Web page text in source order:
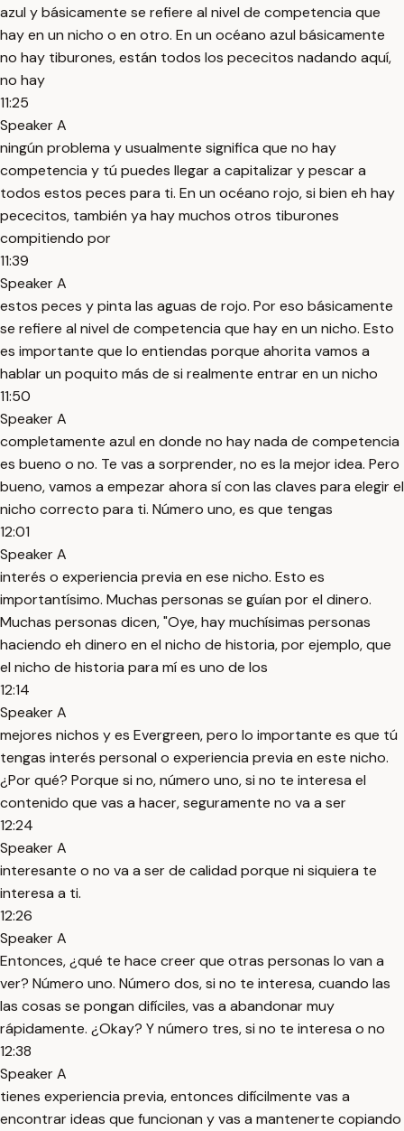
azul y básicamente se refiere al nivel de competencia que
hay en un nicho o en otro. En un océano azul básicamente
no hay tiburones, están todos los pececitos nadando aquí,
no hay
11:25
Speaker A
ningún problema y usualmente significa que no hay
competencia y tú puedes llegar a capitalizar y pescar a
todos estos peces para ti. En un océano rojo, si bien eh hay
pececitos, también ya hay muchos otros tiburones
compitiendo por
11:39
Speaker A
estos peces y pinta las aguas de rojo. Por eso básicamente
se refiere al nivel de competencia que hay en un nicho. Esto
es importante que lo entiendas porque ahorita vamos a
hablar un poquito más de si realmente entrar en un nicho
11:50
Speaker A
completamente azul en donde no hay nada de competencia
es bueno o no. Te vas a sorprender, no es la mejor idea. Pero
bueno, vamos a empezar ahora sí con las claves para elegir el
nicho correcto para ti. Número uno, es que tengas
12:01
Speaker A
interés o experiencia previa en ese nicho. Esto es
importantísimo. Muchas personas se guían por el dinero.
Muchas personas dicen, "Oye, hay muchísimas personas
haciendo eh dinero en el nicho de historia, por ejemplo, que
el nicho de historia para mí es uno de los
12:14
Speaker A
mejores nichos y es Evergreen, pero lo importante es que tú
tengas interés personal o experiencia previa en este nicho.
¿Por qué? Porque si no, número uno, si no te interesa el
contenido que vas a hacer, seguramente no va a ser
12:24
Speaker A
interesante o no va a ser de calidad porque ni siquiera te
interesa a ti.
12:26
Speaker A
Entonces, ¿qué te hace creer que otras personas lo van a
ver? Número uno. Número dos, si no te interesa, cuando las
las cosas se pongan difíciles, vas a abandonar muy
rápidamente. ¿Okay? Y número tres, si no te interesa o no
12:38
Speaker A
tienes experiencia previa, entonces difícilmente vas a
encontrar ideas que funcionan y vas a mantenerte copiando